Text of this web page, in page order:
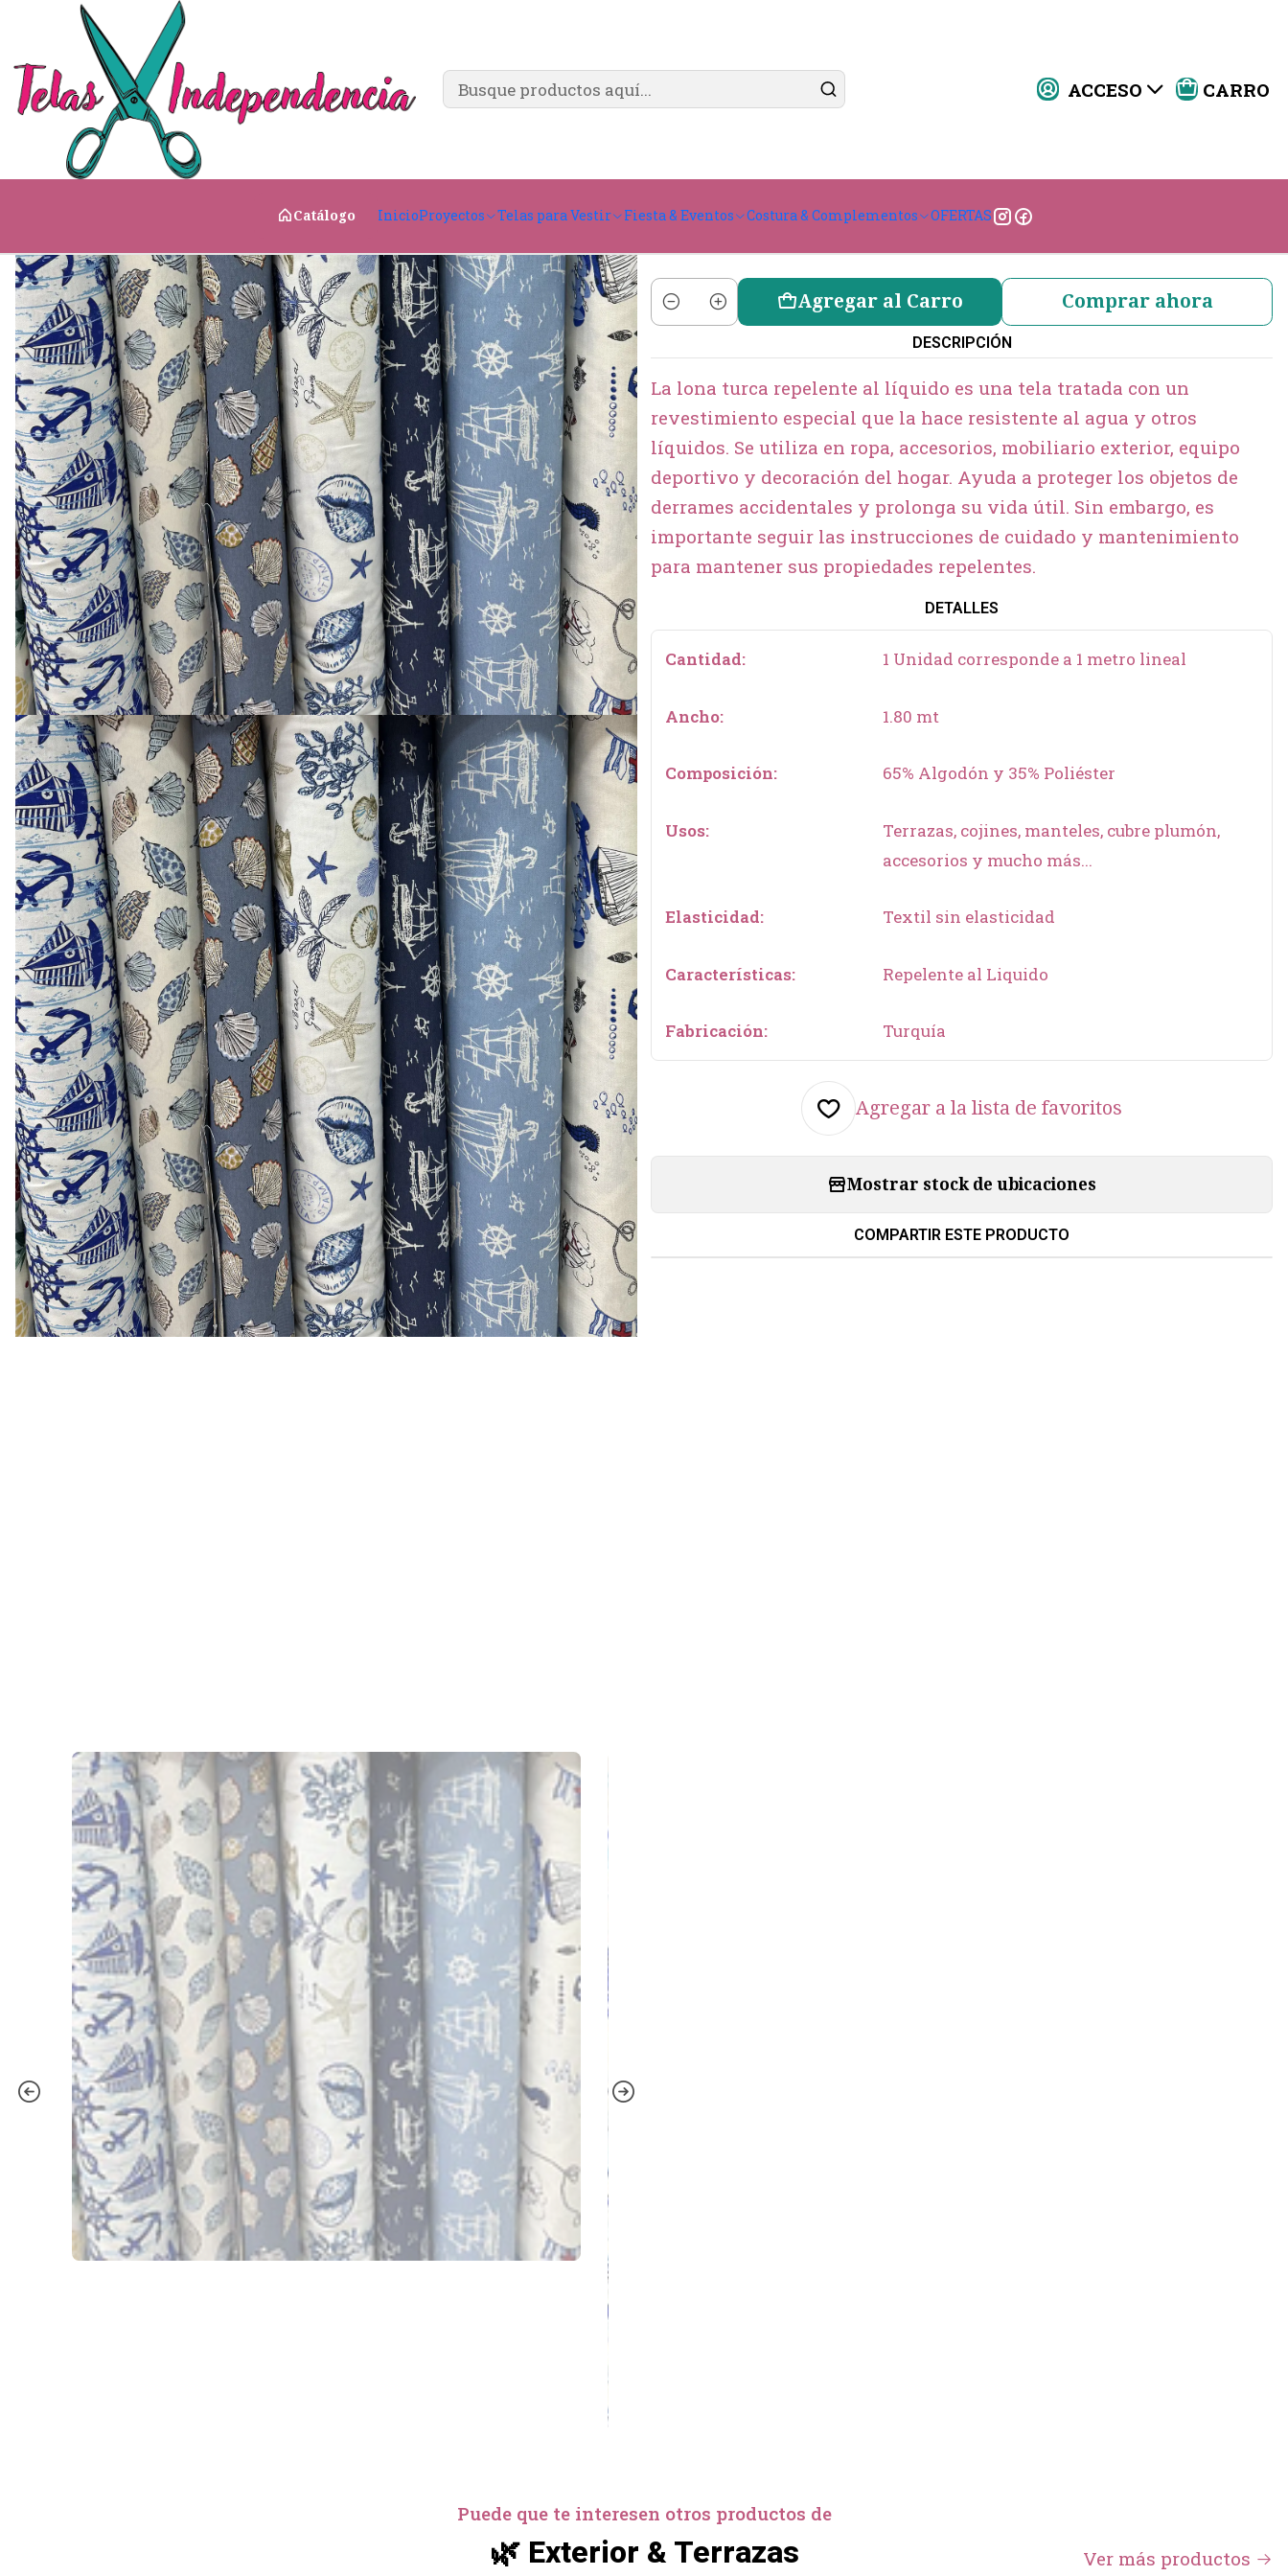
ACCESO CARRO
Catálogo InicioProyectos Telas para Vestir Fiesta & Eventos Costura & Complementos OFERTAS
Telas para el Hogar
Lona Turca Mar
1 2 3 4
Cantidad
Agregar al Carro Comprar ahora
DESCRIPCIÓN
La lona turca repelente al líquido es una tela tratada con un
revestimiento especial que la hace resistente al agua y otros
líquidos. Se utiliza en ropa, accesorios, mobiliario exterior, equipo
deportivo y decoración del hogar. Ayuda a proteger los objetos de
derrames accidentales y prolonga su vida útil. Sin embargo, es
importante seguir las instrucciones de cuidado y mantenimiento
para mantener sus propiedades repelentes.
DETALLES
Cantidad: 1 Unidad corresponde a 1 metro lineal
Ancho: 1.80 mt
Composición: 65% Algodón y 35% Poliéster
Usos:
Terrazas, cojines, manteles, cubre plumón,
accesorios y mucho más...
Elasticidad: Textil sin elasticidad
Características: Repelente al Liquido
Fabricación: Turquía
Agregar a la lista de favoritos
Mostrar stock de ubicaciones
COMPARTIR ESTE PRODUCTO
Puede que te interesen otros productos de
🌿 Exterior & Terrazas Ver más productos